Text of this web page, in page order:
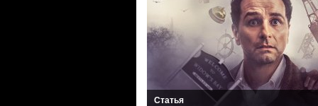
Статья